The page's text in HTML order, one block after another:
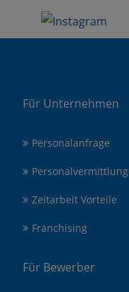
Für Unternehmen
Personalanfrage
Personalvermittlung
Zeitarbeit Vorteile
Franchising
Für Bewerber